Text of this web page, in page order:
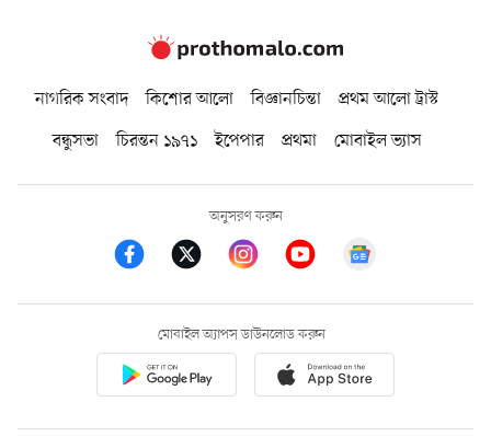
নাগরিক সংবাদ কিশোর আলো বিজ্ঞানচিন্তা
প্রথম আলো ট্রাস্ট
বন্ধুসভা
চিরন্তন ১৯৭১ ইপেপার প্রথমা মোবাইল ভ্যাস
অনুসরণ করুন
মোবাইল অ্যাপস ডাউনলোড করুন